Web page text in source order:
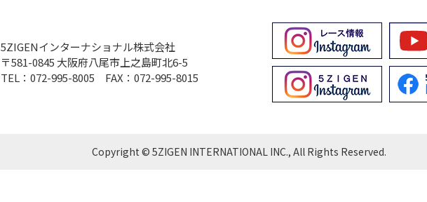
5ZIGENインターナショナル株式会社
〒581-0845 大阪府八尾市上之島町北6-5
TEL：072-995-8005 FAX：072-995-8015
Copyright © 5ZIGEN INTERNATIONAL INC., All Rights Reserved.